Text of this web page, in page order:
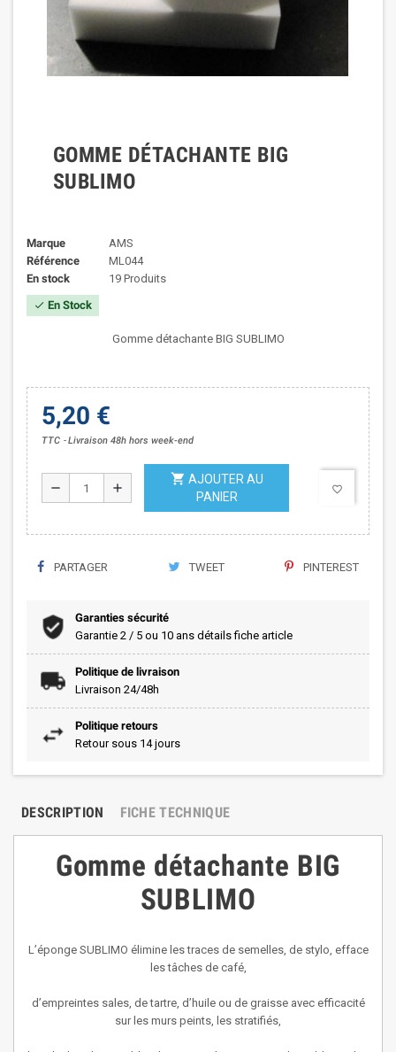
GOMME DÉTACHANTE BIG
SUBLIMO
Marque
AMS
Référence
ML044
En stock
19 Produits
check En Stock
Gomme détachante BIG SUBLIMO
5,20 €
TTC Livraison 48h hors week-end
remove add
shopping_cart AJOUTER AU
PANIER
favorite_border
PARTAGER TWEET PINTEREST
Garanties sécurité
Garantie 2 / 5 ou 10 ans détails fiche article
Politique de livraison
Livraison 24/48h
Politique retours
Retour sous 14 jours
DESCRIPTION FICHE TECHNIQUE
Gomme détachante BIG
SUBLIMO
L’éponge SUBLIMO élimine les traces de semelles, de stylo, efface
les tâches de café,
d’empreintes sales, de tartre, d’huile ou de graisse avec efficacité
sur les murs peints, les stratifiés,